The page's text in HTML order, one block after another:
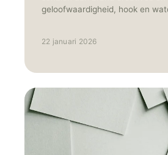
geloofwaardigheid, hook en
22 januari 2026